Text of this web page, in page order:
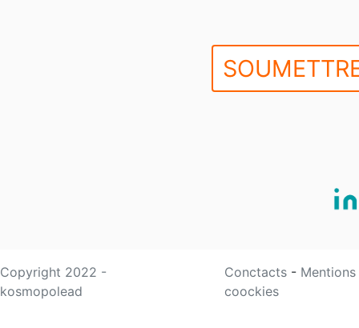
Copyright 2022 -
kosmopolead
Conctacts -
coockies